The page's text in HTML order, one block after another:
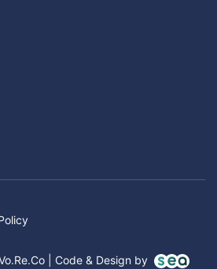
| Code & Design by